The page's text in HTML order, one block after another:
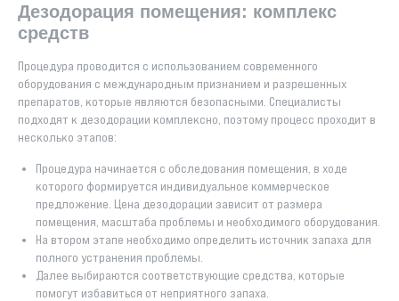
Дезодорация помещения: комплекс
средств
Процедура проводится с использованием современного
оборудования с международным признанием и разрешенных
препаратов, которые являются безопасными. Специалисты
подходят к дезодорации комплексно, поэтому процесс проходит в
несколько этапов:
Процедура начинается с обследования помещения, в ходе
которого формируется индивидуальное коммерческое
предложение. Цена дезодорации зависит от размера
помещения, масштаба проблемы и необходимого оборудования.
На втором этапе необходимо определить источник запаха для
полного устранения проблемы.
Далее выбираются соответствующие средства, которые
помогут избавиться от неприятного запаха.